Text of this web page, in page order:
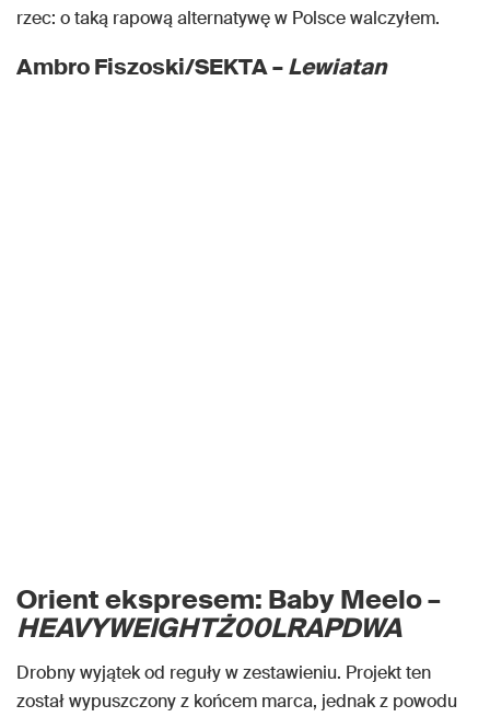
rzec: o taką rapową alternatywę w Polsce walczyłem.
Ambro Fiszoski/SEKTA –Lewiatan
Orient ekspresem: Baby Meelo –
HEAVYWEIGHTŻ00LRAPDWA
Drobny wyjątek od reguły w zestawieniu. Projekt ten
został wypuszczony z końcem marca, jednak z powodu